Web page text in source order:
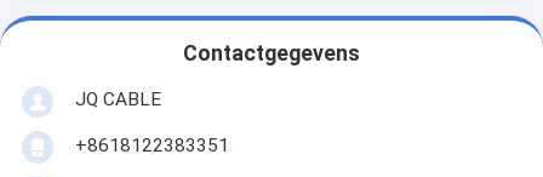
Contactgegevens
JQ CABLE
+8618122383351